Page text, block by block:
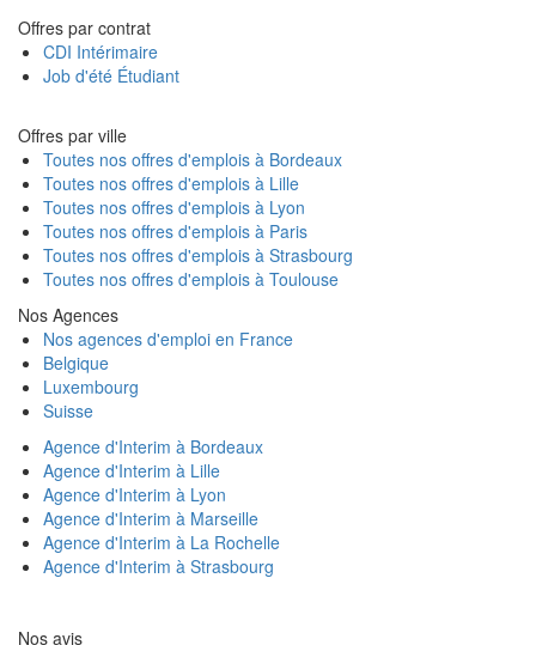
Offres par contrat
CDI Intérimaire
Job d'été Étudiant
Offres par ville
Toutes nos offres d'emplois à Bordeaux
Toutes nos offres d'emplois à Lille
Toutes nos offres d'emplois à Lyon
Toutes nos offres d'emplois à Paris
Toutes nos offres d'emplois à Strasbourg
Toutes nos offres d'emplois à Toulouse
Nos Agences
Nos agences d'emploi en France
Belgique
Luxembourg
Suisse
Agence d'Interim à Bordeaux
Agence d'Interim à Lille
Agence d'Interim à Lyon
Agence d'Interim à Marseille
Agence d'Interim à La Rochelle
Agence d'Interim à Strasbourg
Nos avis